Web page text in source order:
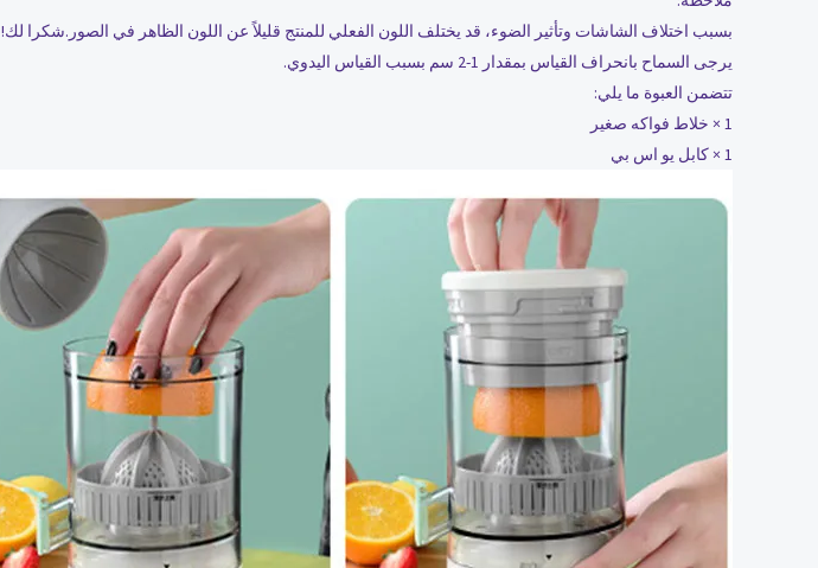
بسبب اختلاف الشاشات وتأثير الضوء، قد يختلف اللون الفعلي للمنتج قليلاً عن اللون الظاهر في الصور.شكرا لك!
يرجى السماح بانحراف القياس بمقدار 1-2 سم بسبب القياس اليدوي.
تتضمن العبوة ما يلي:
1 × خلاط فواكه صغير
1 × كابل يو اس بي